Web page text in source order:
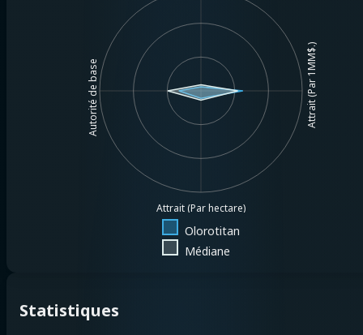
Attrait (Par 1MM$.)
Attrait (Par hectare)
Autorité de base
Olorotitan
Médiane
Statistiques